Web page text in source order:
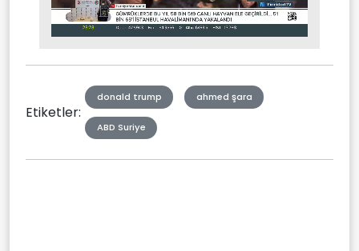
Mute Stream
Etiketler:
donald trump ahmed şara
ABD Suriye